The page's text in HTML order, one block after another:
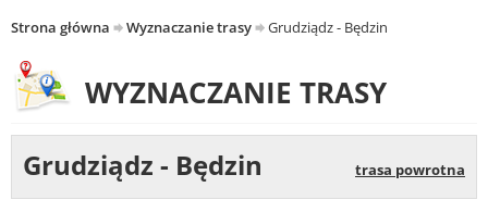
Strona główna Wyznaczanie trasy Grudziądz - Będzin
WYZNACZANIE TRASY
Grudziądz - Będzin trasa powrotna